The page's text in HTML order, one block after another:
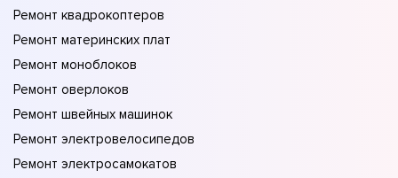
Ремонт квадрокоптеров
Ремонт материнских плат
Ремонт моноблоков
Ремонт оверлоков
Ремонт швейных машинок
Ремонт электровелосипедов
Ремонт электросамокатов